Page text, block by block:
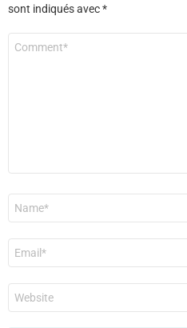
sont indiqués avec*
Commentaire
Nom
E-
mail
*
Site
web